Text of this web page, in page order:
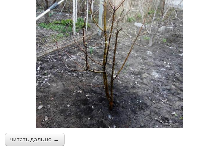
читать дальше →